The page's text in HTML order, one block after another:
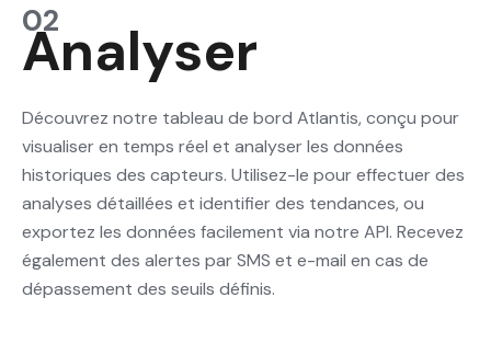
02
Analyser
Découvrez notre tableau de bord Atlantis, conçu pour
visualiser en temps réel et analyser les données
historiques des capteurs. Utilisez-le pour effectuer des
analyses détaillées et identifier des tendances, ou
exportez les données facilement via notre API. Recevez
également des alertes par SMS et e-mail en cas de
dépassement des seuils définis.